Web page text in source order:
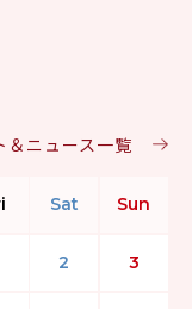
ニュース一覧
Sat Sun
2 3